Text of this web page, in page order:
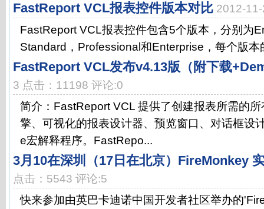
FastReport VCL报表控件版本对比 2012-
FastReport VCL报表控件包含5个版本，分别为
Standard，Professional和Enterprise，每个版本
FastReport VCL发布v4.13版（附下载
3 点击：11198 评论:0
简介：FastReport VCL 提供了创建报表所需的
擎、可视化的报表设计器、预览窗口、对话框设
e宏解释程序。FastRepo...
3月10在深圳（17日在北京）FireMonkey
点击：5543 评论:5
快来参加由英巴卡迪诺中国开发者社区举办的